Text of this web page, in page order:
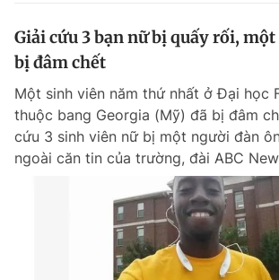
Tổng thư ký tòa soạn: Đức Trung
Giấy phép xuất bản số 110/GP - BTTTT cấp
© 2003-2026 Bản quyền thuộc về Báo Thanh
dưới mọi hình thức nếu không có sự chấp
Phát triển bởi ePi Technologies, JSC.
Giải cứu 3 bạn nữ bị quấy rối,
bị đâm chết
Một sinh viên năm thứ nhất ở Đại học
thuộc bang Georgia (Mỹ) đã bị đâm
cứu 3 sinh viên nữ bị một người đàn
ngoài căn tin của trường, đài ABC